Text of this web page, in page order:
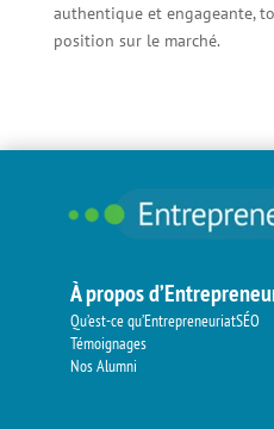
authentique et engageante,
position sur le marché.
À propos
Qu’est-ce qu’EntrepreneuriatSÉO
Témoignages
Nos Alumni